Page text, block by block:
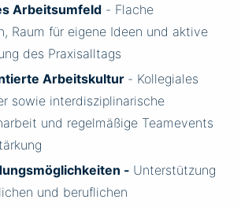
Arbeitsumfeld - Flache
Raum für eigene Ideen und aktive
des Praxisalltags
Arbeitskultur - Kollegiales
sowie interdisziplinarische
und regelmäßige Teamevents
- Unterstützung
und beruflichen